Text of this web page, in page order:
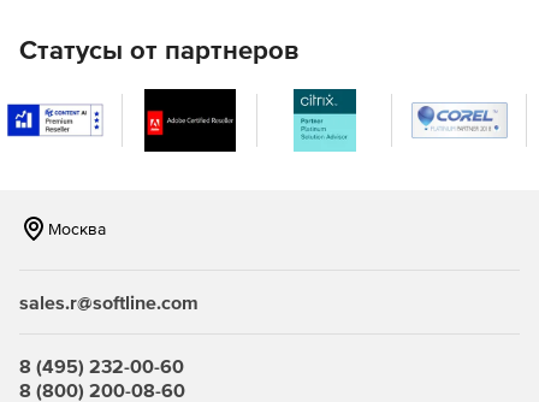
Статусы от партнеров
Москва
sales.r@softline.com
8 (495) 232-00-60
8 (800) 200-08-60